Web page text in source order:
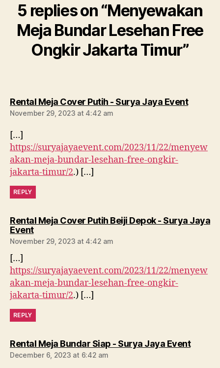
5 replies on “Menyewakan
Meja Bundar Lesehan Free
Ongkir Jakarta Timur”
Rental Meja Cover Putih - Surya Jaya Eventsays:
November 29, 2023 at 4:42 am
[…]
https://suryajayaevent.com/2023/11/22/menyew
akan-meja-bundar-lesehan-free-ongkir-
jakarta-timur/2.) […]
REPLY
Rental Meja Cover Putih Beiji Depok - Surya Jaya
Eventsays:
November 29, 2023 at 4:42 am
[…]
https://suryajayaevent.com/2023/11/22/menyew
akan-meja-bundar-lesehan-free-ongkir-
jakarta-timur/2.) […]
REPLY
Rental Meja Bundar Siap - Surya Jaya Eventsays:
December 6, 2023 at 6:42 am